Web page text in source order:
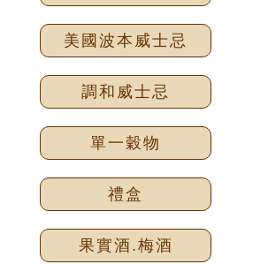
美國波本威士忌
調和威士忌
單一穀物
禮盒
果實酒.梅酒